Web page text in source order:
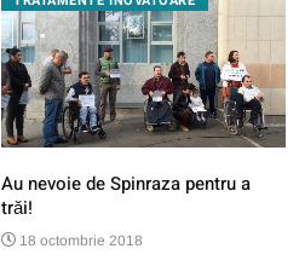
Au nevoie de Spinraza pentru a
trăi!
18 octombrie 2018